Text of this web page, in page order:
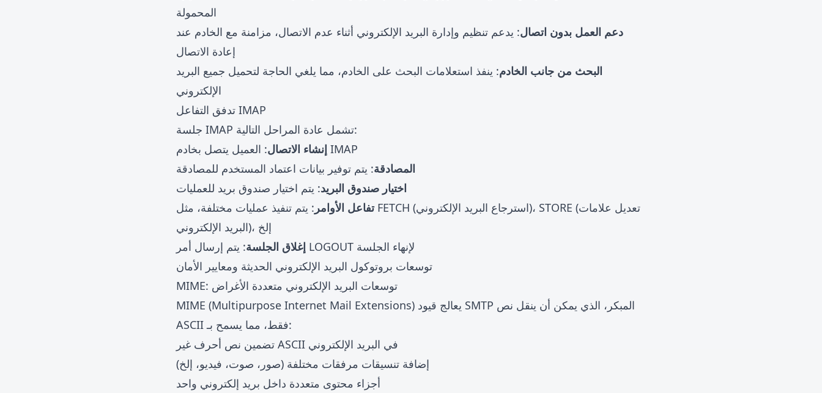
المحمولة
دعم العمل بدون اتصال: يدعم تنظيم وإدارة البريد الإلكتروني أثناء عدم الاتصال، مزامنة مع الخادم عند
إعادة الاتصال
البحث من جانب الخادم: ينفذ استعلامات البحث على الخادم، مما يلغي الحاجة لتحميل جميع البريد
الإلكتروني
تدفق التفاعل IMAP
جلسة IMAP تشمل عادة المراحل التالية:
إنشاء الاتصال : العميل يتصل بخادم IMAP
المصادقة: يتم توفير بيانات اعتماد المستخدم للمصادقة
اختيار صندوق البريد: يتم اختيار صندوق بريد للعمليات
تفاعل الأوامر : يتم تنفيذ عمليات مختلفة، مثل FETCH (استرجاع البريد الإلكتروني)، STORE (تعديل علامات
البريد الإلكتروني)، إلخ
إغلاق الجلسة
: يتم إرسال أمر LOGOUT لإنهاء الجلسة
توسعات بروتوكول البريد الإلكتروني الحديثة ومعايير الأمان
MIME: توسعات البريد الإلكتروني متعددة الأغراض
MIME (Multipurpose Internet Mail Extensions) يعالج قيود SMTP المبكر، الذي يمكن أن ينقل نص
ASCII فقط، مما يسمح بـ:
تضمين نص أحرف غير ASCII في البريد الإلكتروني
إضافة تنسيقات مرفقات مختلفة (صور، صوت، فيديو، إلخ)
أجزاء محتوى متعددة داخل بريد إلكتروني واحد